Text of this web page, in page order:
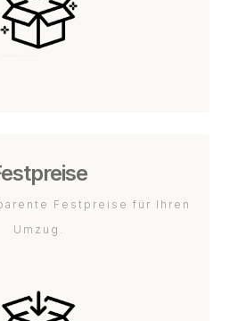
Festpreise für Ihren
Umzug.